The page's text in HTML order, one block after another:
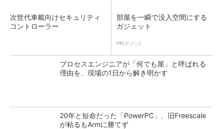
次世代車載向けセキュリティ
コントローラー
部屋を一瞬で没入空間にする
ガジェット
PR(デノン)
プロセスエンジニアが「何でも屋」と呼ばれる
理由を、現場の1日から解き明かす
20年と短命だった「PowerPC」、旧Freescale
が粘るもArmに勝てず